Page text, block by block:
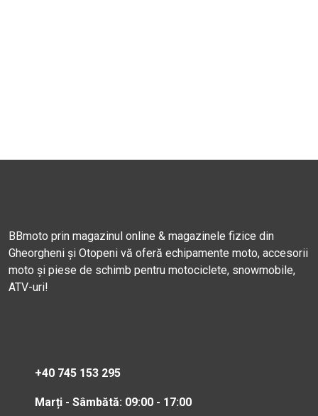
BBmoto prin magazinul online & magazinele fizice din
Gheorgheni și Otopeni vă oferă echipamente moto, accesorii
moto și piese de schimb pentru motociclete, snowmobile,
ATV-uri!
+40 745 153 295
Marți - Sâmbătă: 09:00 - 17:00